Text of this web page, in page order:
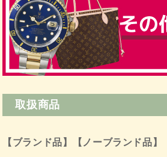
取扱商品
【ブランド品】 【ノーブランド品】